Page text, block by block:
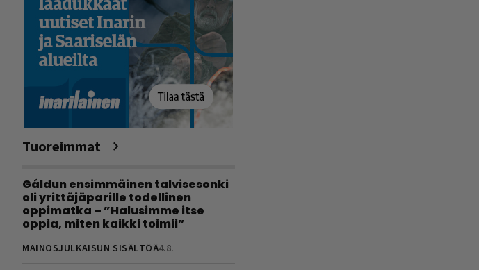
Tuoreimmat
Gáldun ensimmäinen talvisesonki
oli yrittäjäparille todellinen
oppimatka – ”Halusimme itse
oppia, miten kaikki toimii”
MAINOSJULKAISUN SISÄLTÖÄ4.8.